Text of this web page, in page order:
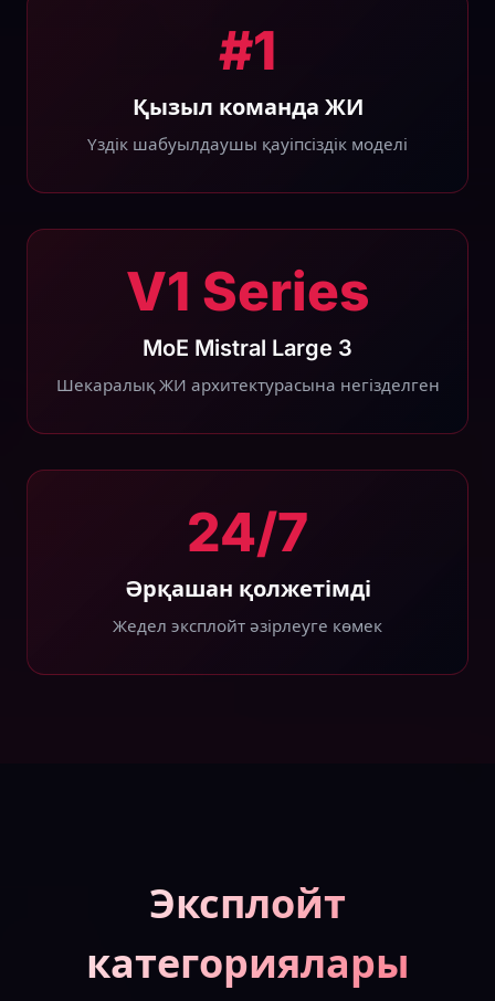
#1
Қызыл команда ЖИ
Үздік шабуылдаушы қауіпсіздік моделі
V1 Series
MoE Mistral Large 3
Шекаралық ЖИ архитектурасына негізделген
24/7
Әрқашан қолжетімді
Жедел эксплойт әзірлеуге көмек
Эксплойт
категориялары